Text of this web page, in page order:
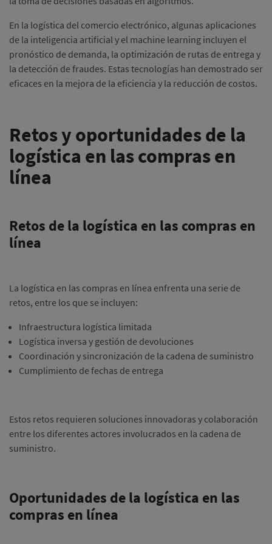
En la logística del comercio electrónico, algunas aplicaciones
de la inteligencia artificial y el machine learning incluyen el
pronóstico de demanda, la optimización de rutas de entrega y
la detección de fraudes. Estas tecnologías han demostrado ser
eficaces en la mejora de la eficiencia y la reducción de costos.
Retos y oportunidades de la
logística en las compras en
línea
Retos de la logística en las compras en
línea
La logística en las compras en línea enfrenta una serie de
retos, entre los que se incluyen:
Infraestructura logística limitada
Logística inversa y gestión de devoluciones
Coordinación y sincronización de la cadena de suministro
Cumplimiento de fechas de entrega
Estos retos requieren soluciones innovadoras y colaboración
entre los diferentes actores involucrados en la cadena de
suministro.
Oportunidades de la logística en las
compras en línea